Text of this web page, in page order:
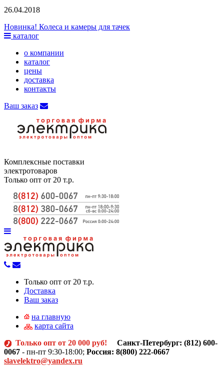
26.04.2018
Новинка! Колеса и камеры для тачек
каталог
о компании
каталог
цены
доставка
контакты
Ваш заказ
Комплексные поставки
электротоваров
Только опт от 20 т.р.
Только опт от 20 т.р.
Доставка
Ваш заказ
на главную
карта сайта
Только опт от 20 000 руб! Санкт-Петербург: (812) 600-
0067 - пн-пт 9:30-18:00; Россия: 8(800) 222-0667
slavelektro@yandex.ru